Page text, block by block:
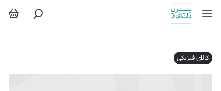
کالای فیزیکی